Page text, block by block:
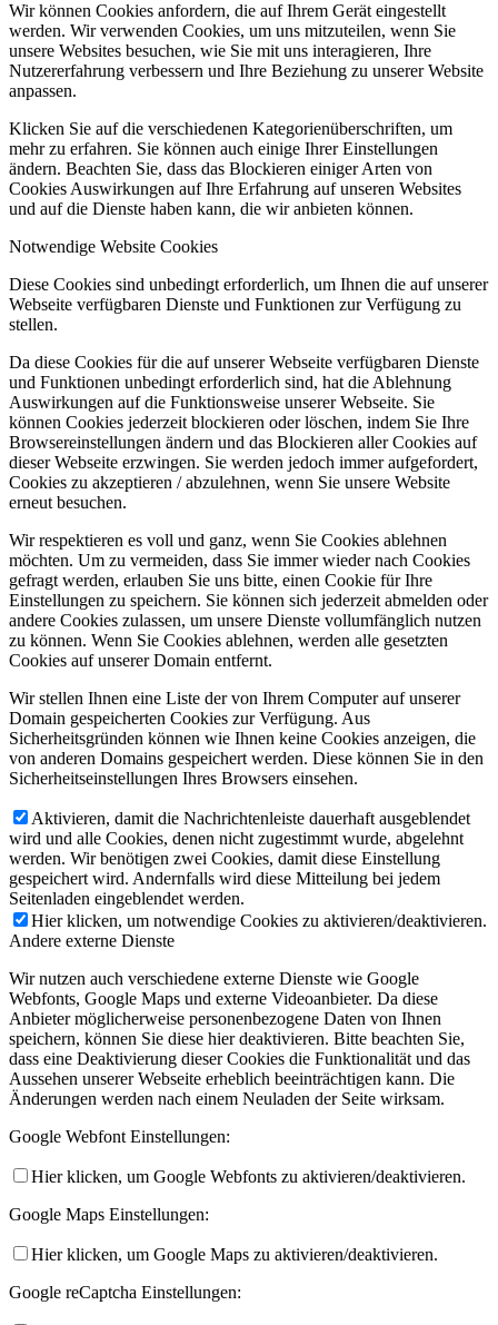
Wir können Cookies anfordern, die auf Ihrem Gerät eingestellt
werden. Wir verwenden Cookies, um uns mitzuteilen, wenn Sie
unsere Websites besuchen, wie Sie mit uns interagieren, Ihre
Nutzererfahrung verbessern und Ihre Beziehung zu unserer Website
anpassen.
Klicken Sie auf die verschiedenen Kategorienüberschriften, um
mehr zu erfahren. Sie können auch einige Ihrer Einstellungen
ändern. Beachten Sie, dass das Blockieren einiger Arten von
Cookies Auswirkungen auf Ihre Erfahrung auf unseren Websites
und auf die Dienste haben kann, die wir anbieten können.
Notwendige Website Cookies
Diese Cookies sind unbedingt erforderlich, um Ihnen die auf unserer
Webseite verfügbaren Dienste und Funktionen zur Verfügung zu
stellen.
Da diese Cookies für die auf unserer Webseite verfügbaren Dienste
und Funktionen unbedingt erforderlich sind, hat die Ablehnung
Auswirkungen auf die Funktionsweise unserer Webseite. Sie
können Cookies jederzeit blockieren oder löschen, indem Sie Ihre
Browsereinstellungen ändern und das Blockieren aller Cookies auf
dieser Webseite erzwingen. Sie werden jedoch immer aufgefordert,
Cookies zu akzeptieren / abzulehnen, wenn Sie unsere Website
erneut besuchen.
Wir respektieren es voll und ganz, wenn Sie Cookies ablehnen
möchten. Um zu vermeiden, dass Sie immer wieder nach Cookies
gefragt werden, erlauben Sie uns bitte, einen Cookie für Ihre
Einstellungen zu speichern. Sie können sich jederzeit abmelden oder
andere Cookies zulassen, um unsere Dienste vollumfänglich nutzen
zu können. Wenn Sie Cookies ablehnen, werden alle gesetzten
Cookies auf unserer Domain entfernt.
Wir stellen Ihnen eine Liste der von Ihrem Computer auf unserer
Domain gespeicherten Cookies zur Verfügung. Aus
Sicherheitsgründen können wie Ihnen keine Cookies anzeigen, die
von anderen Domains gespeichert werden. Diese können Sie in den
Sicherheitseinstellungen Ihres Browsers einsehen.
Aktivieren, damit die Nachrichtenleiste dauerhaft ausgeblendet
wird und alle Cookies, denen nicht zugestimmt wurde, abgelehnt
werden. Wir benötigen zwei Cookies, damit diese Einstellung
gespeichert wird. Andernfalls wird diese Mitteilung bei jedem
Seitenladen eingeblendet werden.
Hier klicken, um notwendige Cookies zu aktivieren/deaktivieren.
Andere externe Dienste
Wir nutzen auch verschiedene externe Dienste wie Google
Webfonts, Google Maps und externe Videoanbieter. Da diese
Anbieter möglicherweise personenbezogene Daten von Ihnen
speichern, können Sie diese hier deaktivieren. Bitte beachten Sie,
dass eine Deaktivierung dieser Cookies die Funktionalität und das
Aussehen unserer Webseite erheblich beeinträchtigen kann. Die
Änderungen werden nach einem Neuladen der Seite wirksam.
Google Webfont Einstellungen:
Hier klicken, um Google Webfonts zu aktivieren/deaktivieren.
Google Maps Einstellungen:
Hier klicken, um Google Maps zu aktivieren/deaktivieren.
Google reCaptcha Einstellungen: